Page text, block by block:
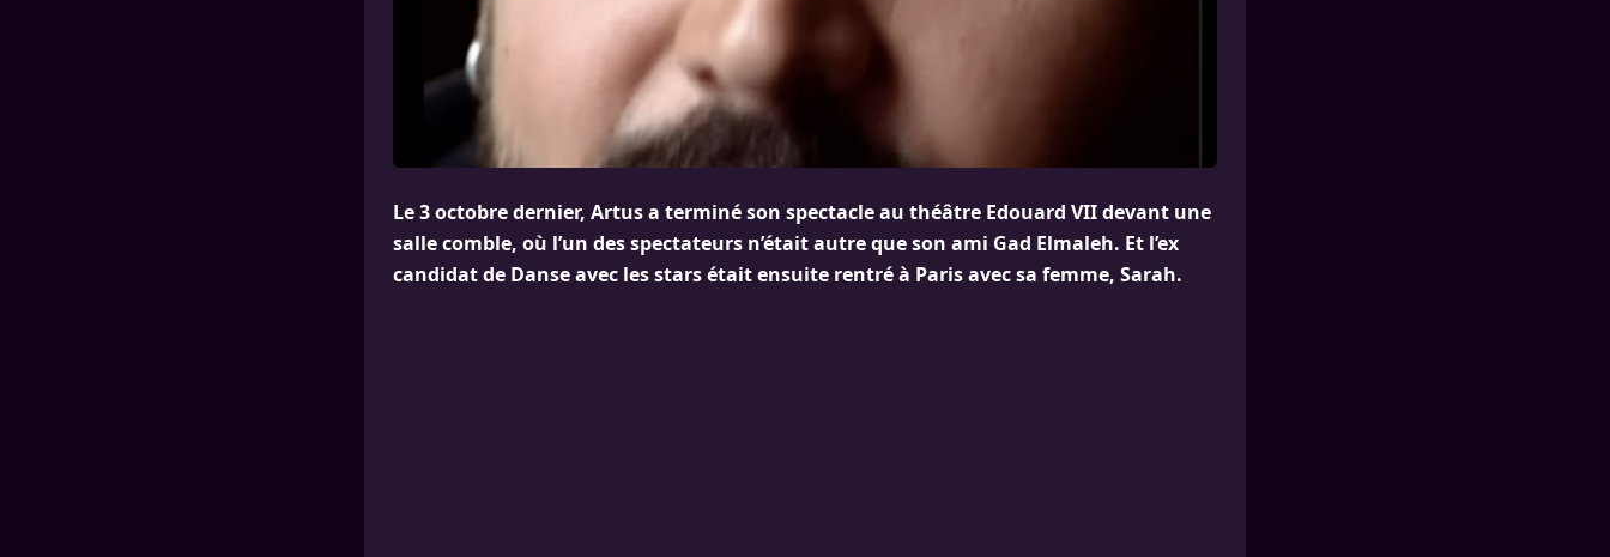
Le 3 octobre dernier, Artus a terminé son spectacle au théâtre Edouard VII devant une
salle comble, où l’un des spectateurs n’était autre que son ami Gad Elmaleh. Et l’ex
candidat de Danse avec les stars était ensuite rentré à Paris avec sa femme, Sarah.